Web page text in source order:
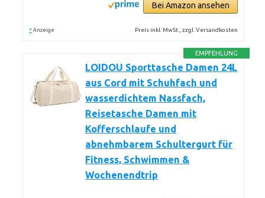
Bei Amazon ansehen
* Anzeige Preis inkl. MwSt., zzgl. Versandkosten
EMPFEHLUNG
LOIDOU Sporttasche Damen 24L
aus Cord mit Schuhfach und
wasserdichtem Nassfach,
Reisetasche Damen mit
Kofferschlaufe und
abnehmbarem Schultergurt für
Fitness, Schwimmen &
Wochenendtrip